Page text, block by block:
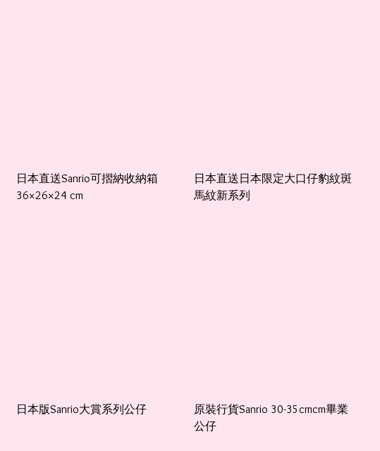
日本直送Sanrio可摺納收納箱
36×26×24 cm
日本直送日本限定大口仔豹紋斑
馬紋新系列
日本版Sanrio大賞系列公仔
原裝行貨Sanrio 30-35cmcm畢業
公仔